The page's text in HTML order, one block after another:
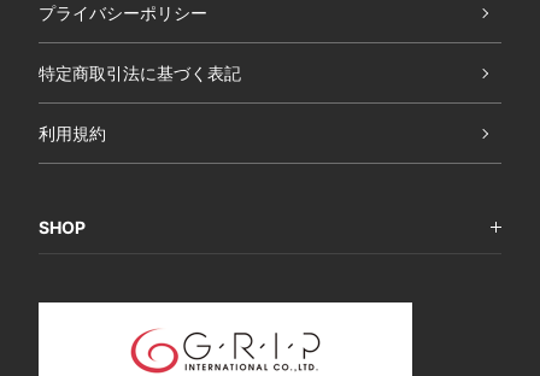
プライバシーポリシー
特定商取引法に基づく表記
利用規約
SHOP